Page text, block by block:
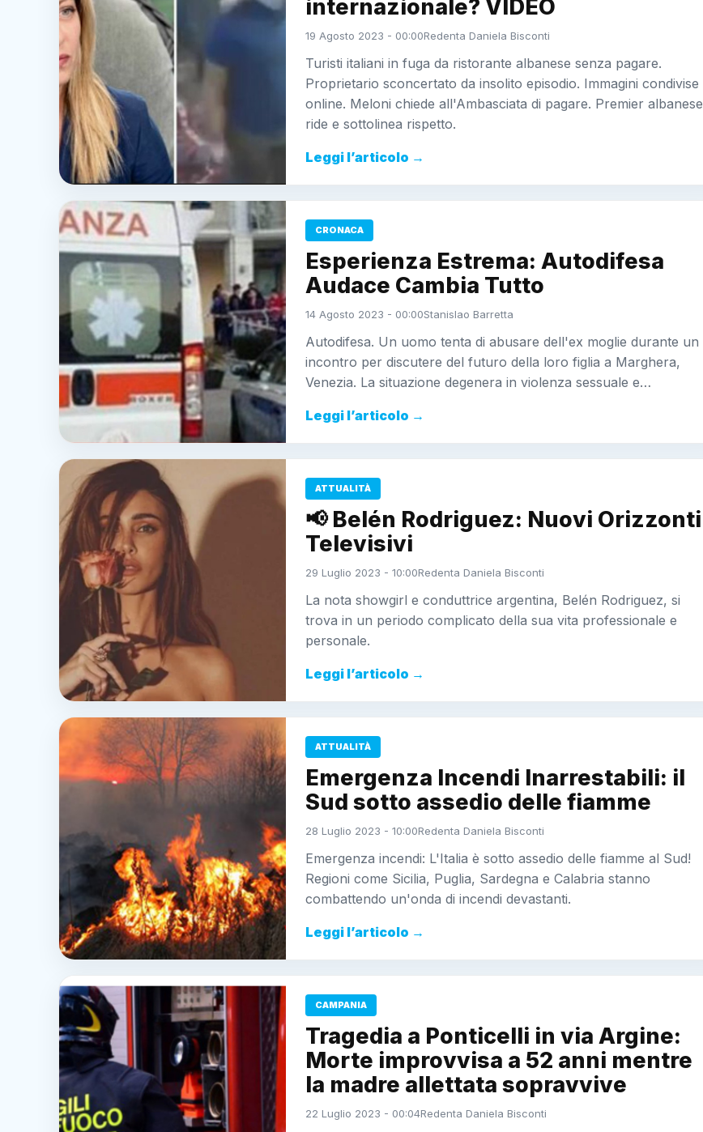
internazionale? VIDEO
19 Agosto 2023 - 00:00Redenta Daniela Bisconti
Turisti italiani in fuga da ristorante albanese senza pagare.
Proprietario sconcertato da insolito episodio. Immagini condivise
online. Meloni chiede all'Ambasciata di pagare. Premier albanese
ride e sottolinea rispetto.
Leggi l’articolo →
CRONACA
Esperienza Estrema: Autodifesa
Audace Cambia Tutto
14 Agosto 2023 - 00:00Stanislao Barretta
Autodifesa. Un uomo tenta di abusare dell'ex moglie durante un
incontro per discutere del futuro della loro figlia a Marghera,
Venezia. La situazione degenera in violenza sessuale e…
Leggi l’articolo →
ATTUALITÀ
📢 Belén Rodriguez: Nuovi Orizzonti
Televisivi
29 Luglio 2023 - 10:00Redenta Daniela Bisconti
La nota showgirl e conduttrice argentina, Belén Rodriguez, si
trova in un periodo complicato della sua vita professionale e
personale.
Leggi l’articolo →
ATTUALITÀ
Emergenza Incendi Inarrestabili: il
Sud sotto assedio delle fiamme
28 Luglio 2023 - 10:00Redenta Daniela Bisconti
Emergenza incendi: L'Italia è sotto assedio delle fiamme al Sud!
Regioni come Sicilia, Puglia, Sardegna e Calabria stanno
combattendo un'onda di incendi devastanti.
Leggi l’articolo →
CAMPANIA
Tragedia a Ponticelli in via Argine:
Morte improvvisa a 52 anni mentre
la madre allettata sopravvive
22 Luglio 2023 - 00:04Redenta Daniela Bisconti